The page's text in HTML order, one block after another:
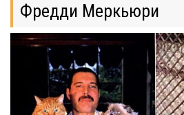
Фредди Меркьюри